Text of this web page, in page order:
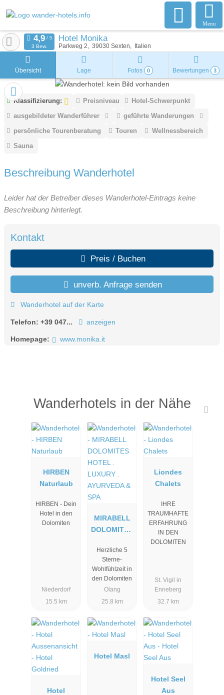
Menu
Hotel Monika
Parkweg 2 39030 Sexten Italien
3 Bew.
Übersicht Lage Fotos 0 Bewertungen 3
Klassifizierung: Preisniveau
Hotel-Schwerpunkt
ausgebildeter Wanderführer
geführte Wanderungen
persönliche Tourenberatung
Touren
Wellnessbereich
Sauna
Beschreibung Wanderhotel
Leider hat der Betreiber dieses Wanderhotel-Eintrags keine
Beschreibung hinterlegt.
Kontakt
Preis / Buchen
unverb. Anfrage senden
Wanderhotel auf der Karte
Telefon: +39 047... anzeigen
Homepage: www.monika.it
Wanderhotels in der Nähe
HIRBEN
Naturlaub
HIRBEN - Dein
Hotel in den
Dolomiten
Niederdorf
15.5 km
MIRABELL
DOLOMITES
LUXURY .
AYURVEDA
& SPA
Herzliche 5
Sterne-
Wohlfühlzeit in
den Dolomiten
Olang
25.8 km
Liondes
Chalets
IHRE
TRAUMHAFTE
ERFAHRUNG
IN DEN
DOLOMITEN
St. Vigil in
Enneberg
32.7 km
Hotel
Hotel Masl
Hotel Seel
Aus